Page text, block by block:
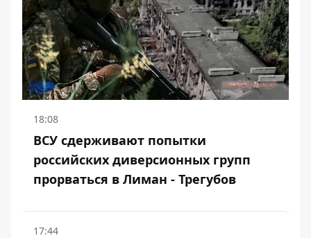
18:08
ВСУ сдерживают попытки
российских диверсионных групп
прорваться в Лиман - Трегубов
17:44